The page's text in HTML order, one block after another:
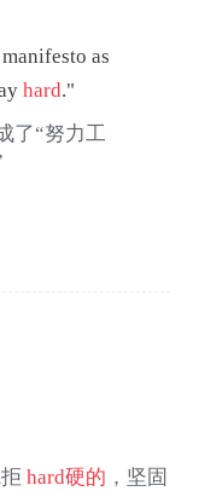
as
hard."
了“努力工
hard硬的 ，坚固